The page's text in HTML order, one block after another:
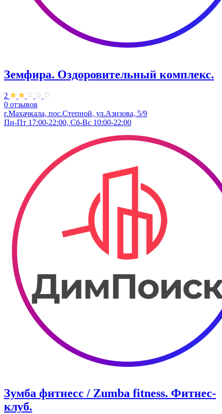
Земфира. ​Оздоровительный комплекс.
2
0 отзывов
г.Махачкала, пос.Степной, ул.Азизова, 5/9
Пн-Пт 17:00-22:00, Сб-Вс 10:00-22:00
Зумба фитнесс / Zumba fitness. Фитнес-
клуб.